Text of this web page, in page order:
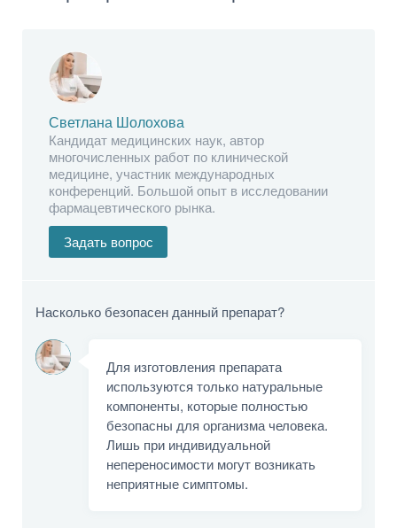
Светлана Шолохова
Кандидат медицинских наук, автор
многочисленных работ по клинической
медицине, участник международных
конференций. Большой опыт в исследовании
фармацевтического рынка.
Задать вопрос
Насколько безопасен данный препарат?
Для изготовления препарата
используются только натуральные
компоненты, которые полностью
безопасны для организма человека.
Лишь при индивидуальной
непереносимости могут возникать
неприятные симптомы.